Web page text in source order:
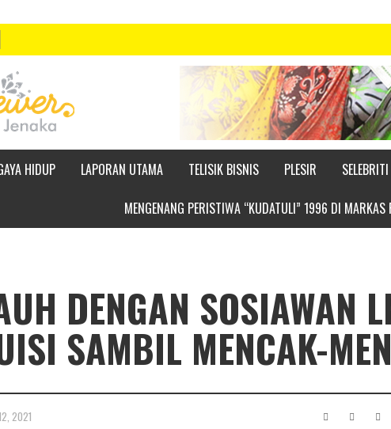
HIDUP LAPORAN UTAMA TELISIK BISNIS PLESIR SELEBRITI
MENGENANG PERISTIWA “KUDATULI” 1996 DI
DENGAN SOSIAWAN
SAMBIL MENCAK-
2021